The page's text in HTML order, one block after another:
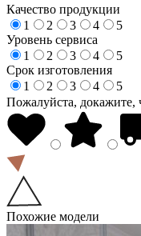
Качество продукции
1
2 3 4
5
Уровень сервиса
1
2 3 4
5
Срок изготовления
1
2 3 4
5
Пожалуйста, докажите,
Похожие модели